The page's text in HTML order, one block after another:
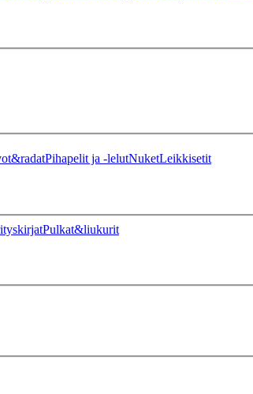
Pihapelit ja -lelutNuketLeikkisetit
Pulkat&liukurit